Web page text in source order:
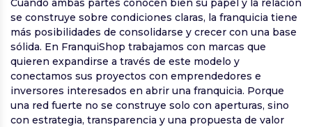
Cuando ambas partes conocen bien su papel y la relación
se construye sobre condiciones claras, la franquicia tiene
más posibilidades de consolidarse y crecer con una base
sólida. En FranquiShop trabajamos con marcas que
quieren expandirse a través de este modelo y
conectamos sus proyectos con emprendedores e
inversores interesados en abrir una franquicia. Porque
una red fuerte no se construye solo con aperturas, sino
con estrategia, transparencia y una propuesta de valor